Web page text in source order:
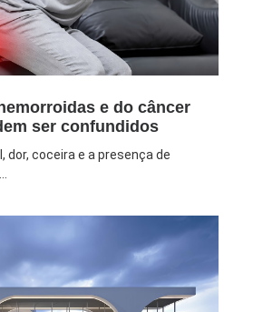
e do câncer
ser confundidos
dor, coceira e a presença de